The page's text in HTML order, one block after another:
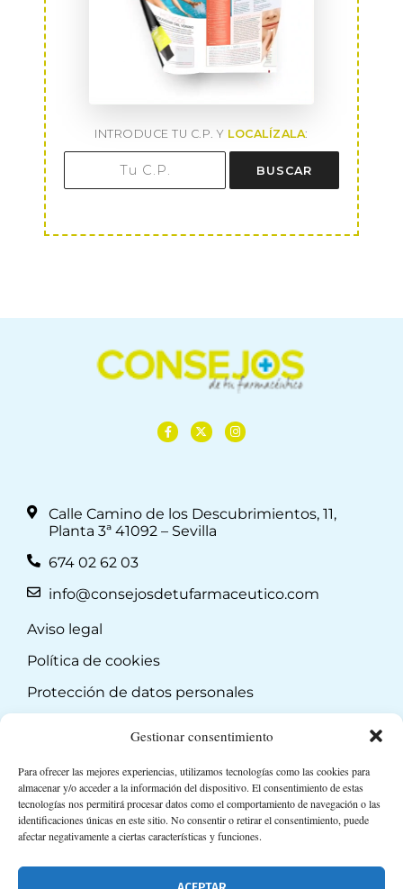
Gestionar consentimiento
Para ofrecer las mejores experiencias, utilizamos tecnologías como las cookies para
almacenar y/o acceder a la información del dispositivo. El consentimiento de estas
tecnologías nos permitirá procesar datos como el comportamiento de navegación o las
identificaciones únicas en este sitio. No consentir o retirar el consentimiento, puede
afectar negativamente a ciertas características y funciones.
INTRODUCE TU C.P. Y LOCALÍZALA:
BUSCAR
Calle Camino de los Descubrimientos, 11,
Planta 3ª 41092 – Sevilla
674 02 62 03
info@consejosdetufarmaceutico.com
Aviso legal
Política de cookies
Protección de datos personales